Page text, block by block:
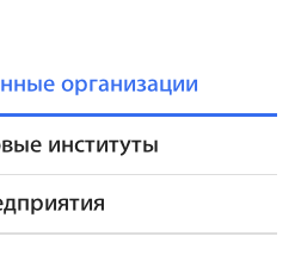
организации
институты